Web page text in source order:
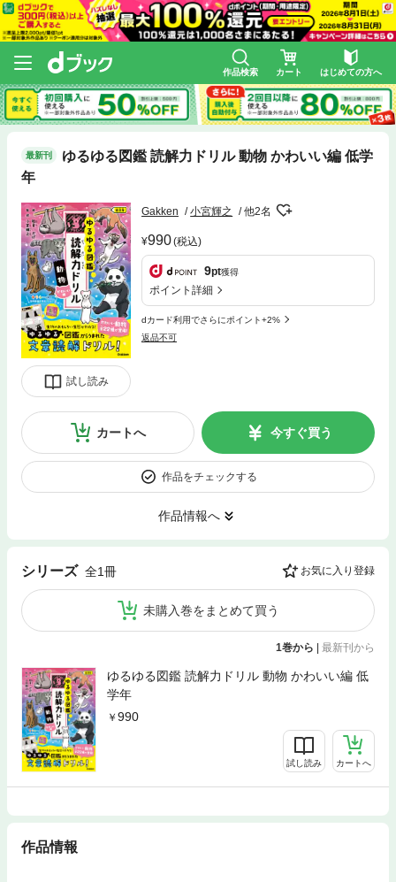
作品検索 カート はじめての方へ
最新刊
ゆるゆる図鑑 読解力ドリル 動物 かわいい編 低学
年
試し読み
Gakken 小宮輝之 他2名
990(税込)
9pt獲得
ポイント詳細
dカード利用でさらにポイント+2%
返品不可
カートへ 今すぐ買う
作品をチェックする
作品情報へ
シリーズ 全1冊 お気に入り登録
未購入巻をまとめて買う
1巻から | 最新刊から
ゆるゆる図鑑 読解力ドリル 動物 かわいい編 低
学年
990
試し読み カートへ
作品情報